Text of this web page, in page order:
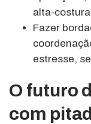
alta-
Fazer
estresse,
O futuro
com